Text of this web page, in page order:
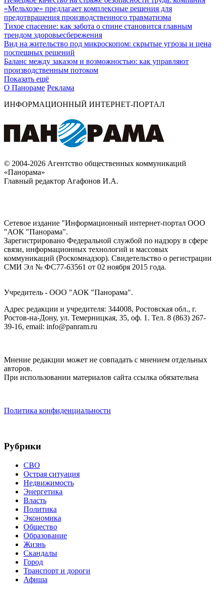
«Мельхозе» предлагает комплексные решения для
предотвращения производственного травматизма
Тихое спасение: как забота о спине становится главным
трендом здоровьесбережения
Вид на жительство под микроскопом: скрытые угрозы и цена
поспешных решений
Баланс между заказом и возможностью: как управляют
производственным потоком
Показать ещё
О Панораме Реклама
ИНФОРМАЦИОННЫЙ ИНТЕРНЕТ-ПОРТАЛ
© 2004-2026 Агентство общественных коммуникаций
«Панорама»
Главный редактор Агафонов И.А.
Сетевое издание "Информационный интернет-портал ООО
"АОК "Панорама".
Зарегистрировано Федеральной службой по надзору в сфере
связи, информационных технологий и массовых
коммуникаций (Роскомнадзор). Cвидетельство о регистрации
СМИ Эл № ФС77-63561 от 02 ноября 2015 года.
Учредитель - ООО "АОК "Панорама".
Адрес редакции и учредителя: 344008, Ростовская обл., г.
Ростов-на-Дону, ул. Темерницкая, 35, оф. 1. Тел. 8 (863) 267-
39-16, email: info@panram.ru
Мнение редакции может не совпадать с мнением отдельных
авторов.
При использовании материалов сайта ссылка обязательна
Политика конфиденциальности
Рубрики
СВО
Острая ситуация
Недвижимость
Энергетика
Власть
Политика
Экономика
Общество
Образование
Жизнь
Скандалы
Город
Транспорт и дороги
Афиша